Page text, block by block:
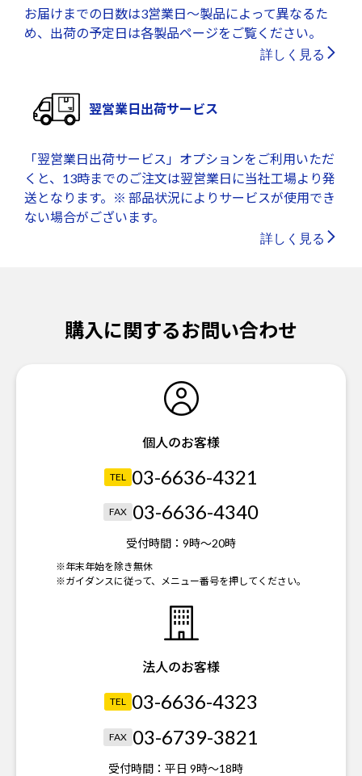
お届けまでの日数は3営業日～製品によって異なるた
め、出荷の予定日は各製品ページをご覧ください。
詳しく見る
翌営業日出荷サービス
「翌営業日出荷サービス」オプションをご利用いただ
くと、13時までのご注文は翌営業日に当社工場より発
送となります。※ 部品状況によりサービスが使用でき
ない場合がございます。
詳しく見る
購入に関するお問い合わせ
個人のお客様
TEL 03-6636-4321
FAX 03-6636-4340
受付時間： 9時～20時
※年末年始を除き無休
※ガイダンスに従って、メニュー番号を押してください。
法人のお客様
TEL 03-6636-4323
FAX 03-6739-3821
受付時間： 平日 9時～18時